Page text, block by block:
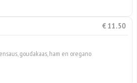
€ 11.50
goudakaas, ham en oregano